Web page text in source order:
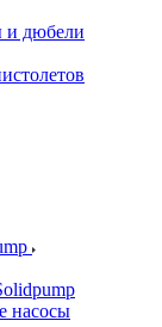
и дюбели
насосы